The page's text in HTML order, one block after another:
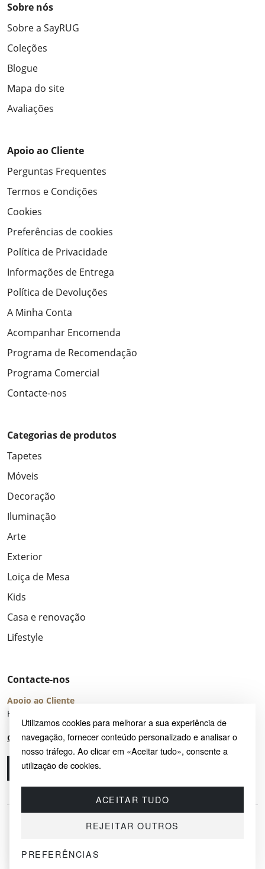
Utilizamos cookies para melhorar a sua experiência de
navegação, fornecer conteúdo personalizado e analisar o
nosso tráfego. Ao clicar em «Aceitar tudo», consente a
utilização de cookies.
ACEITAR TUDO
REJEITAR OUTROS
PREFERÊNCIAS
Sobre nós
Sobre a SayRUG
Coleções
Blogue
Mapa do site
Avaliações
Apoio ao Cliente
Perguntas Frequentes
Termos e Condições
Cookies
Preferências de cookies
Política de Privacidade
Informações de Entrega
Política de Devoluções
A Minha Conta
Acompanhar Encomenda
Programa de Recomendação
Programa Comercial
Contacte-nos
Categorias de produtos
Tapetes
Móveis
Decoração
Iluminação
Arte
Exterior
Loiça de Mesa
Kids
Casa e renovação
Lifestyle
Contacte-nos
Apoio ao Cliente
Horário de Atendimento: seg – sex 8:00 – 16:00 (UTC+2)
Centro de Ajuda
Ligue-nos
© 2026 SAYRUG OÜ · KESKLINNA LINNAOSA, AHTRI TN 12, 10151, TALLINN,